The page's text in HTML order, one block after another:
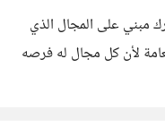
مبني على المجال الذي
لأن كل مجال له فرصه